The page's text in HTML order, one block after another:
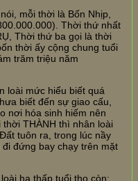
mỗi thời là Bốn Nhịp,
Thời thứ nhất
Thời thứ ba gọi là thời
thời ấy cộng chung tuổi
trăm triệu năm
loài mức hiểu biết quá
biết đến sự giao cấu,
nơi hóa sinh hiếm nên
THÀNH thì nhân loài
tuôn ra, trong lúc nầy
đứng bay chạy trên mặt
hạ thấp tuổi thọ còn: